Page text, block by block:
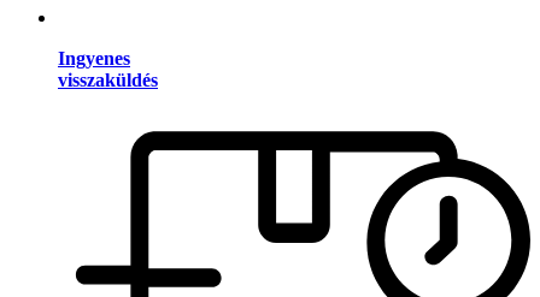
Ingyenes
visszaküldés